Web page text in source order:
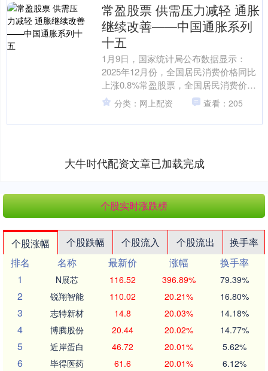
常盈股票 供需压力减轻 通胀
继续改善——中国通胀系列
十五
1月9日，国家统计局公布数据显示：
2025年12月份，全国居民消费价格同比
上涨0.8%常盈股票，全国居民消费价格
环比上涨0.2%。 2025年12月份，全国
工....
分类：网上配资 查看：205
大牛时代配资文章已加载完成
个股实时涨跌榜
个股涨幅 个股跌幅 个股流入 个股流出
换手率
排名
名称 最新价 涨幅
换手率
1
N展芯 116.52 396.89% 79.39%
2 锐翔智能 110.02 20.21% 16.80%
3 志特新材 14.8 20.03% 14.18%
4 博腾股份 20.44 20.02% 14.77%
5 近岸蛋白 46.72 20.01% 5.62%
6 毕得医药 61.6 20.01% 6.12%